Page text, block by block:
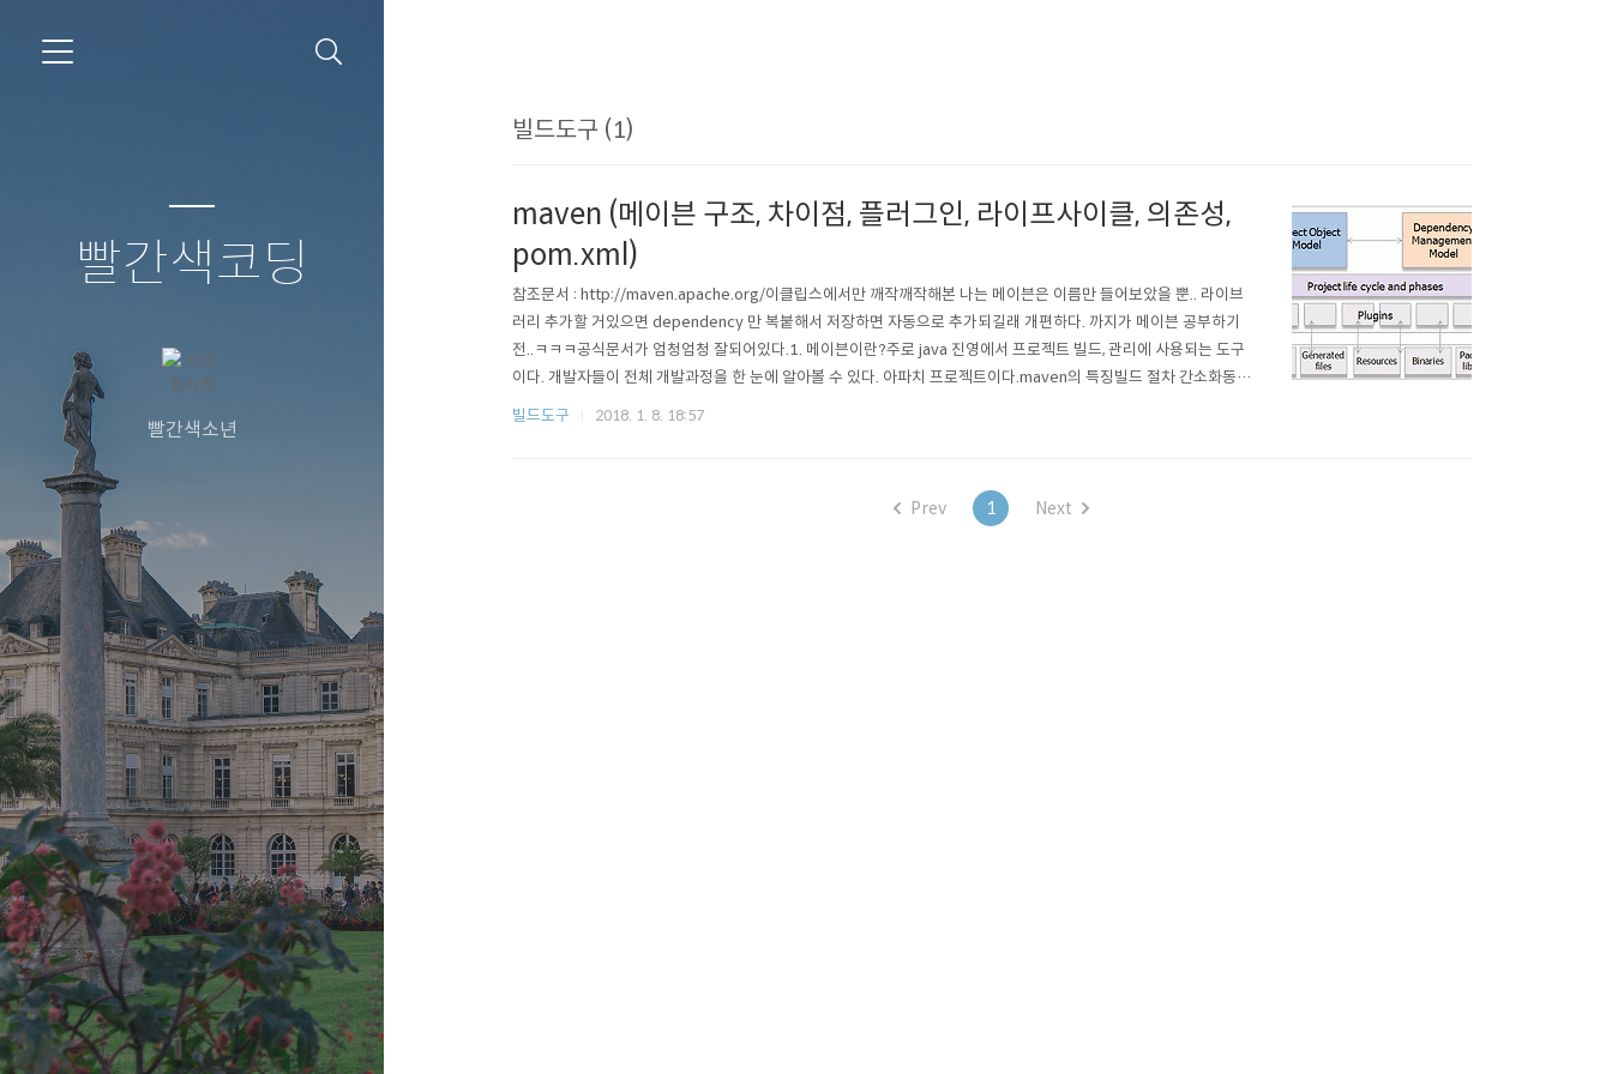
빨간색코딩
빨간색소년
빌드도구 (1)
maven (메이븐 구조, 차이점, 플러그인, 라이프사이클, 의존성,
pom.xml)
참조문서 : http://maven.apache.org/이클립스에서만 깨작깨작해본 나는 메이븐은 이름만 들어보았을 뿐.. 라이브
러리 추가할 거있으면 dependency 만 복붙해서 저장하면 자동으로 추가되길래 개편하다. 까지가 메이븐 공부하기
전..ㅋㅋㅋ공식문서가 엄청엄청 잘되어있다.1. 메이븐이란?주로 java 진영에서 프로젝트 빌드, 관리에 사용되는 도구
이다. 개발자들이 전체 개발과정을 한 눈에 알아볼 수 있다. 아파치 프로젝트이다.maven의 특징빌드 절차 간소화동일
한 빌드 시스템 제공프로젝트 정보 제공구조 ant와의 차이점Ant가 비교적 자유도가 높다. 전처리, 컴파일, 패키징, 테스
빌드도구 2018. 1. 8. 18:57
Prev 1 Next